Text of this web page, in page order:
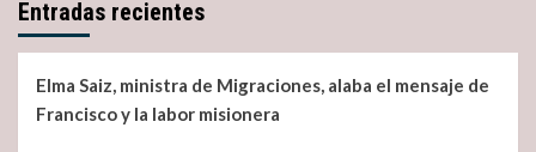
Matera
vino
sabe
Entradas recientes
Elma Saiz, ministra de Migraciones, alaba el mensaje de
Francisco y la labor misionera